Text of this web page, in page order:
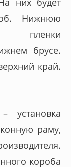
Нижнюю
пленки
брусе.
край.
– установка
раму,
короба